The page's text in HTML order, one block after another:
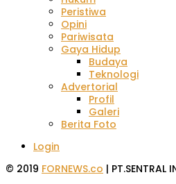
Peristiwa
Opini
Pariwisata
Gaya Hidup
Budaya
Teknologi
Advertorial
Profil
Galeri
Berita Foto
Login
© 2019 FORNEWS.co | PT.SENTRAL